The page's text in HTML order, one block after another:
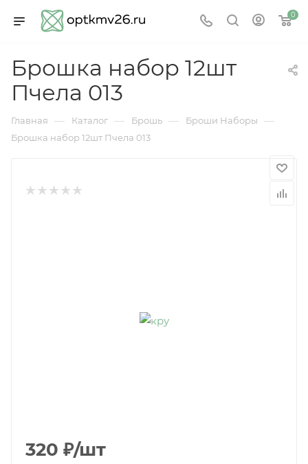
0
Брошка набор 12шт
Пчела 013
Главная — Каталог — Брошь — Броши Наборы —
Брошка набор 12шт Пчела 013
320 ₽/шт